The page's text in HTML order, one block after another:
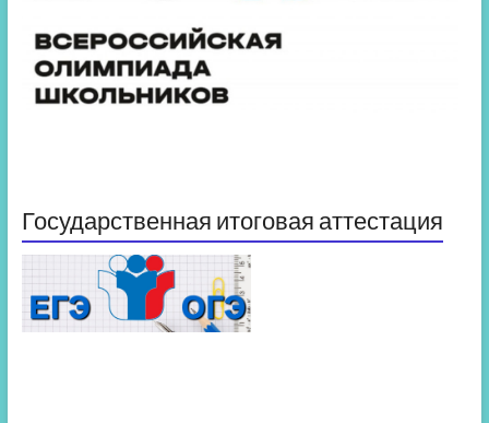
Государственная итоговая аттестация